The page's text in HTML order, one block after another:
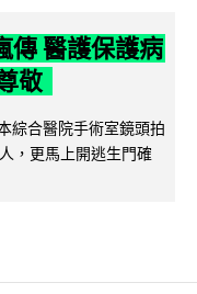
傳 醫護保護病
敬
綜合醫院手術室鏡頭拍
，更馬上開逃生門確